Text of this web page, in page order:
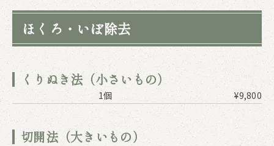
ほくろ・いぼ除去
くりぬき法（小さいもの）
1個 ¥9,800
切開法（大きいもの）